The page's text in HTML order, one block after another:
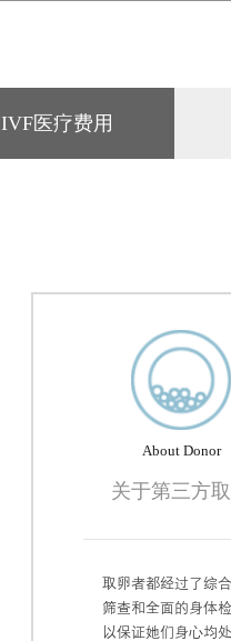
IVF医疗费用
About Donor
关于第三方
取卵者都经过了综
筛查和全面的身体检
以保证她们身心均